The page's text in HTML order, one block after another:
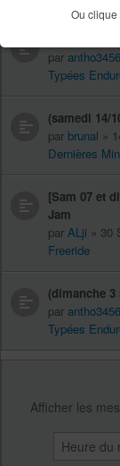
Ou
par
Typées
(samedi 14/
par brunal »
Dernières
[Sam 07 et
Jam
par ALji » 30
Freeride
(dimanche
par
Typées
Afficher les